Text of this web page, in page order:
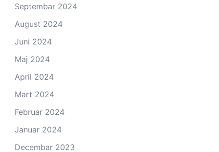
Septembar 2024
August 2024
Juni 2024
Maj 2024
April 2024
Mart 2024
Februar 2024
Januar 2024
Decembar 2023